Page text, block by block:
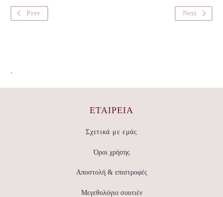
Prev Next
.
ΕΤΑΙΡΕΊΑ
Σχετικά με εμάς
Όροι χρήσης
Αποστολή & επιστροφές
Μεγεθολόγιο σουτιέν